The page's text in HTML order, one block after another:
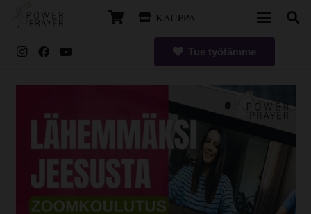
KAUPPA
Tue työtämme